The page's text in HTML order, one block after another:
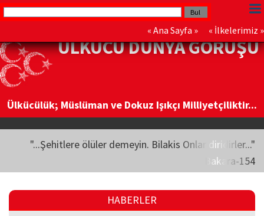
« Ana Sayfa » « İlkelerimiz »
ÜLKÜCÜ DÜNYA GÖRÜŞÜ
Ülkücülük; Müslüman ve Dokuz Işıkçı Milliyetçiliktir...
"...Şehitlere ölüler demeyin. Bilakis Onlar diridirler..."
Bakara-154
HABERLER